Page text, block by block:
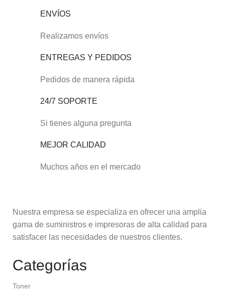
ENVÍOS
Realizamos envíos
ENTREGAS Y PEDIDOS
Pedidos de manera rápida
24/7 SOPORTE
Si tienes alguna pregunta
MEJOR CALIDAD
Muchos años en el mercado
Nuestra empresa se especializa en ofrecer una amplia
gama de suministros e impresoras de alta calidad para
satisfacer las necesidades de nuestros clientes.
Categorías
Toner